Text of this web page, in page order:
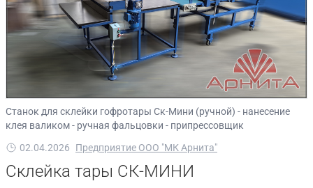
Станок для склейки гофротары Ск-Мини (ручной) - нанесение
клея валиком - ручная фальцовки - припрессовщик
02.04.2026
Предприятие ООО "МК Арнита"
Склейка тары СК-МИНИ